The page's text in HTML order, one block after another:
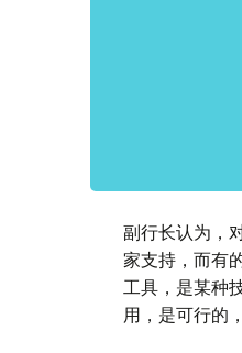
副行长认为，
家支持，而有
工具，是某种
用，是可行的